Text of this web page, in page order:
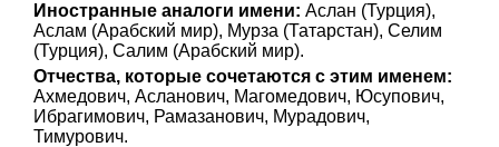
Иностранные аналоги имени: Аслан (Турция),
Аслам (Арабский мир), Мурза (Татарстан), Селим
(Турция), Салим (Арабский мир).
Отчества, которые сочетаются с этим именем:
Ахмедович, Асланович, Магомедович, Юсупович,
Ибрагимович, Рамазанович, Мурадович,
Тимурович.